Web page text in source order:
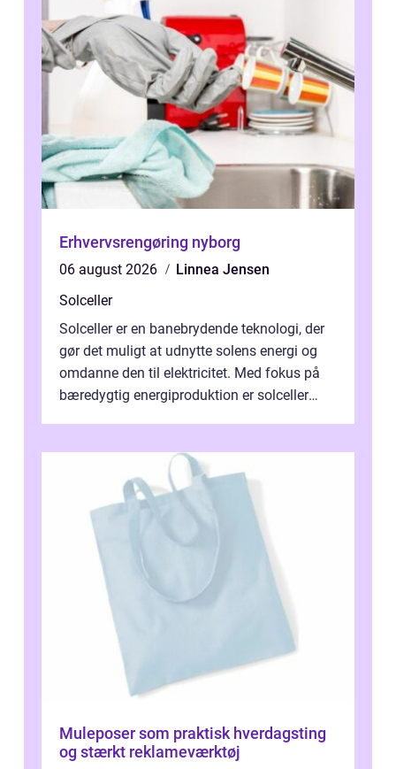
Erhvervsrengøring nyborg
06 august 2026
Linnea Jensen
Solceller
Solceller er en banebrydende teknologi, der
gør det muligt at udnytte solens energi og
omdanne den til elektricitet. Med fokus på
bæredygtig energiproduktion er solceller
Muleposer som praktisk hverdagsting
og stærkt reklameværktøj